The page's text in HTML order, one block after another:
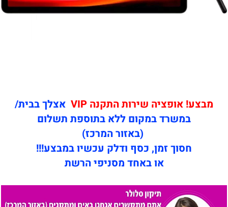
מבצע! אופציה שירות התקנה VIP
אצלך בבית/
במשרד במקום ללא בתוספת תשלום
(באזור המרכז)
חסוך זמן, כסף ודלק עכשיו במבצע!!!
או באחד מסניפי הרשת